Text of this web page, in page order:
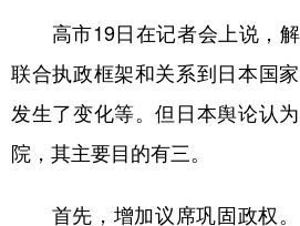
北京 天津
辽宁 吉林
高市19日在记者会上说，解
联合执政框架和关系到日本国
发生了变化等。但日本舆论认
院，其主要目的有三。
首先，增加议席巩固政权。